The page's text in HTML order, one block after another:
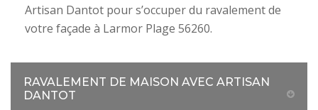
Artisan Dantot pour s’occuper du ravalement de
votre façade à Larmor Plage 56260.
RAVALEMENT DE MAISON AVEC ARTISAN
DANTOT